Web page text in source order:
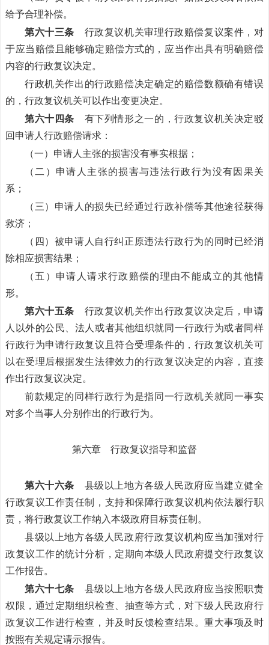
给予合理补偿。
第六十三条 行政复议机关审理行政赔偿复议案件，对
于应当赔偿且能够确定赔偿方式的，应当作出具有明确赔偿
内容的行政复议决定。
行政机关作出的行政赔偿决定确定的赔偿数额确有错误
的，行政复议机关可以作出变更决定。
第六十四条 有下列情形之一的，行政复议机关决定驳
回申请人行政赔偿请求：
（一）申请人主张的损害没有事实根据；
（二）申请人主张的损害与违法行政行为没有因果关
系；
（三）申请人的损失已经通过行政补偿等其他途径获得
救济；
（四）被申请人自行纠正原违法行政行为的同时已经消
除相应损害结果；
（五）申请人请求行政赔偿的理由不能成立的其他情
形。
第六十五条 行政复议机关作出行政复议决定后，申请
人以外的公民、法人或者其他组织就同一行政行为或者同样
行政行为申请行政复议且符合受理条件的，行政复议机关可
以在受理后根据发生法律效力的行政复议决定的内容，直接
作出行政复议决定。
前款规定的同样行政行为是指同一行政机关就同一事实
对多个当事人分别作出的行政行为。
第六章 行政复议指导和监督
第六十六条 县级以上地方各级人民政府应当建立健全
行政复议工作责任制，支持和保障行政复议机构依法履行职
责，将行政复议工作纳入本级政府目标责任制。
县级以上地方各级人民政府行政复议机构应当加强对行
政复议工作的统计分析，定期向本级人民政府提交行政复议
工作报告。
第六十七条 县级以上地方各级人民政府应当按照职责
权限，通过定期组织检查、抽查等方式，对下级人民政府行
政复议工作进行检查，并及时反馈检查结果。重大事项及时
按照有关规定请示报告。